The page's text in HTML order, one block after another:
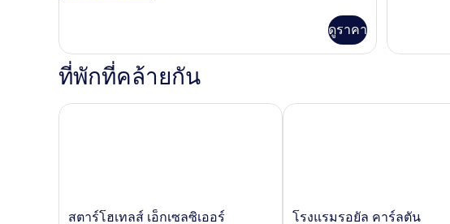
ใหญ่
1
เตียง
เกี่ยว
กับ
ห้อง
เซก
ดูราคา
Suite
Bed
ที่พักที่คล้ายกัน
ส
สตาร์โฮเทลส์ เอ็กเซลซิเออร์
สตาร์โฮเทลส์ เอ็กเซลซิเออร์
โรงแรม
โรงแรมรอยัล คาร์ลตัน
โรงแรมรอยัล คาร์ลตัน